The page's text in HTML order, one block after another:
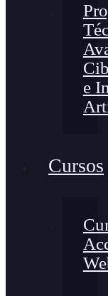
e
Cursos